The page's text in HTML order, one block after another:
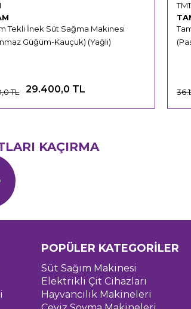
Tekli İnek Süt Sağma Makinesi
Güğüm-Kauçuk) (Yağlı)
29.400,0 TL
TL
KAÇIRMA
POPÜLER KATEGORİLER
Süt Sağım Makinesi
Elektrikli Çit Cihazları
Hayvancılık Makineleri